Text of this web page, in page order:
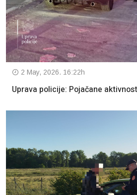
2 May, 2026. 16:22h
Uprava policije: Pojačane